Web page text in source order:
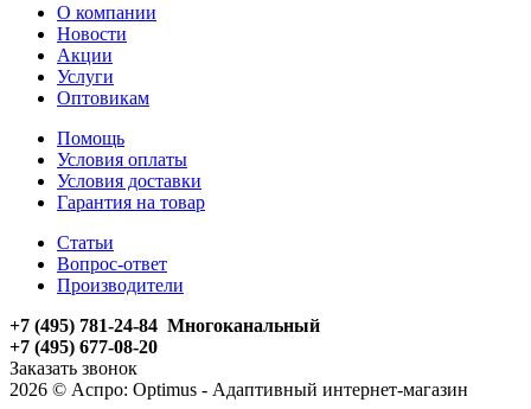
О компании
Новости
Акции
Услуги
Оптовикам
Помощь
Условия оплаты
Условия доставки
Гарантия на товар
Статьи
Вопрос-ответ
Производители
+7 (495) 781-24-84 Многоканальный
+7 (495) 677-08-20
Заказать звонок
2026 © Аспро: Optimus - Адаптивный интернет-магазин